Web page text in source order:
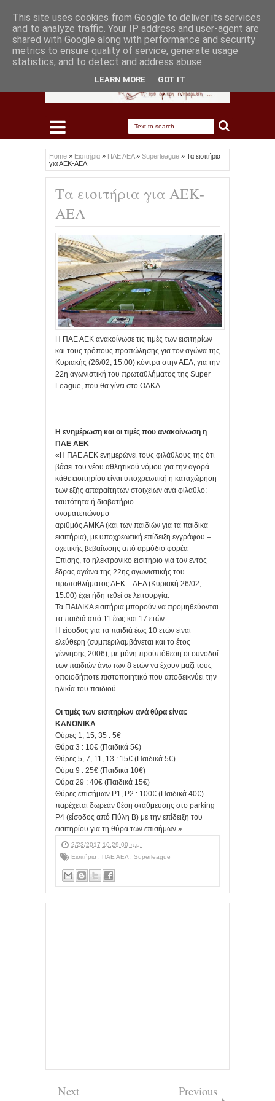
Home » Εισιτήρια » ΠΑΕ ΑΕΛ» Superleague » Τα εισιτήρια
για ΑΕΚ-ΑΕΛ
Τα εισιτήρια για ΑΕΚ-
ΑΕΛ
Η ΠΑΕ ΑΕΚ ανακοίνωσε τις τιμές των εισιτηρίων
και τους τρόπους προπώλησης για τον αγώνα της
Κυριακής (26/02, 15:00) κόντρα στην ΑΕΛ, για την
22η αγωνιστική του πρωταθλήματος της Super
League, που θα γίνει στο ΟΑΚΑ.
Η ενημέρωση και οι τιμές που ανακοίνωση η
ΠΑΕ ΑΕΚ
«Η ΠΑΕ ΑΕΚ ενημερώνει τους φιλάθλους της ότι
βάσει του νέου αθλητικού νόμου για την αγορά
κάθε εισιτηρίου είναι υποχρεωτική η καταχώρηση
των εξής απαραίτητων στοιχείων ανά φίλαθλο:
ταυτότητα ή διαβατήριο
ονοματεπώνυμο
αριθμός ΑΜΚΑ (και των παιδιών για τα παιδικά
εισιτήρια), με υποχρεωτική επίδειξη εγγράφου –
σχετικής βεβαίωσης από αρμόδιο φορέα
Επίσης, το ηλεκτρονικό εισιτήριο για τον εντός
έδρας αγώνα της 22ης αγωνιστικής του
πρωταθλήματος ΑΕΚ – ΑΕΛ (Κυριακή 26/02,
15:00) έχει ήδη τεθεί σε λειτουργία.
Τα ΠΑΙΔΙΚΑ εισιτήρια μπορούν να προμηθεύονται
τα παιδιά από 11 έως και 17 ετών.
Η είσοδος για τα παιδιά έως 10 ετών είναι
ελεύθερη (συμπεριλαμβάνεται και το έτος
γέννησης 2006), με μόνη προϋπόθεση οι συνοδοί
των παιδιών άνω των 8 ετών να έχουν μαζί τους
οποιοδήποτε πιστοποιητικό που αποδεικνύει την
ηλικία του παιδιού.
Οι τιμές των εισιτηρίων ανά θύρα είναι:
ΚΑΝΟΝΙΚΑ
Θύρες 1, 15, 35 : 5€
Θύρα 3 : 10€ (Παιδικά 5€)
Θύρες 5, 7, 11, 13 : 15€ (Παιδικά 5€)
Θύρα 9 : 25€ (Παιδικά 10€)
Θύρα 29 : 40€ (Παιδικά 15€)
Θύρες επισήμων Ρ1, Ρ2 : 100€ (Παιδικά 40€) –
παρέχεται δωρεάν θέση στάθμευσης στο parking
P4 (είσοδος από Πύλη Β) με την επίδειξη του
εισιτηρίου για τη θύρα των επισήμων.»
2/23/2017 10:29:00 π.μ.
Εισιτήρια
ΠΑΕ ΑΕΛ Superleague
Next Previous
This site uses cookies from Google to deliver its services
and to analyze traffic. Your IP address and user-agent are
shared with Google along with performance and security
metrics to ensure quality of service, generate usage
statistics, and to detect and address abuse.
LEARN MORE GOT IT